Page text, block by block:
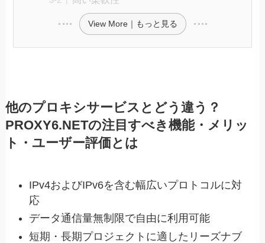
View More｜もっと見る
他のプロキシサービスとどう違う？
PROXY6.NETの注目すべき機能・メリッ
ト・ユーザー評価とは
IPv4およびIPv6を含む幅広いプロトコルに対
応
データ通信量無制限で自由に利用可能
短期・長期プロジェクトに適したリーズナブ